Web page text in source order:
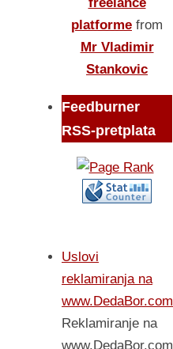
platforme from
Mr Vladimir
Stankovic
Feedburner
RSS-pretplata
Uslovi
reklamiranja na
www.DedaBor.com
Reklamiranje na
www.DedaBor.com